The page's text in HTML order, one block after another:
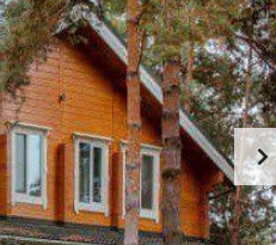
1
-
Й
Э
Т
А
Ж
К
А
Ф